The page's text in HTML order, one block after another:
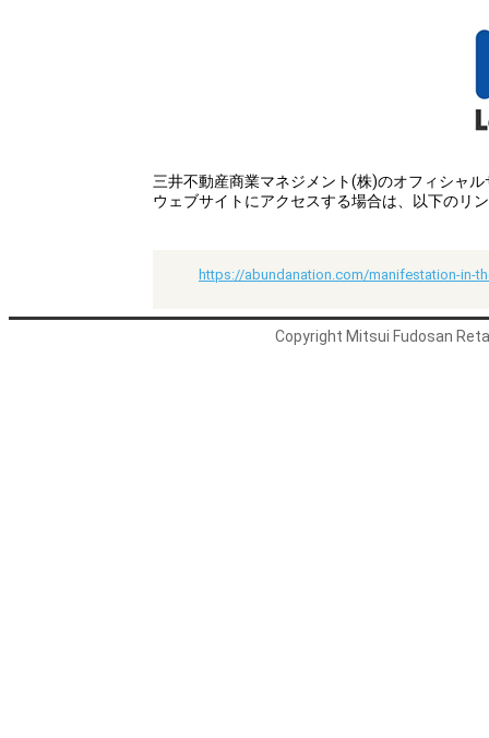
三井不動産商業マネジメント(株)のオフィシャ
ウェブサイトにアクセスする場合は、以下のリ
https://abundanation.com/manifestation-in-
Copyright Mitsui Fudosan